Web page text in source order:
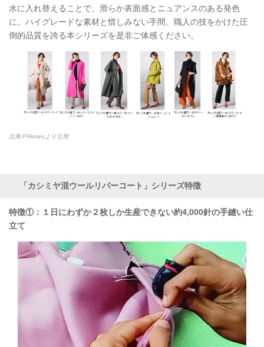
水に入れ替えることで、滑らか表面感とニュアンスのある発色
に。ハイグレードな素材と惜しみない手間、職人の技をかけた圧
倒的品質を誇る本シリーズを是非ご体感ください。
出典:PRtimesより引用
「カシミヤ混ウールリバーコート」シリーズ特徴
特徴①：１日にわずか２枚しか生産できない約4,000針の手縫い仕
立て